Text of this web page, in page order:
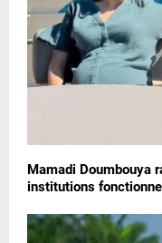
Mamadi Doumbouya
institutions